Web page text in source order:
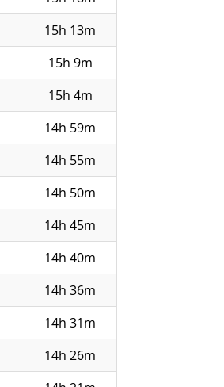
15h 13m
15h 9m
15h 4m
14h 59m
14h 55m
14h 50m
14h 45m
14h 40m
14h 36m
14h 31m
14h 26m